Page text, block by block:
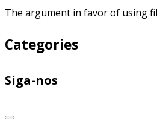
The argument in favor of using
Categories
Siga-nos